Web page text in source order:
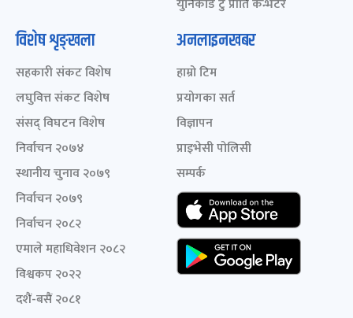
युनिकोड टु प्रीति कन्भर्टर
विशेष शृङ्खला
सहकारी संकट विशेष
लघुवित्त संकट विशेष
संसद् विघटन विशेष
निर्वाचन २०७४
स्थानीय चुनाव २०७९
निर्वाचन २०७९
निर्वाचन २०८२
एमाले महाधिवेशन २०८२
विश्वकप २०२२
दशैं-बसैं २०८१
अनलाइनखबर
हाम्रो टिम
प्रयोगका सर्त
विज्ञापन
प्राइभेसी पोलिसी
सम्पर्क